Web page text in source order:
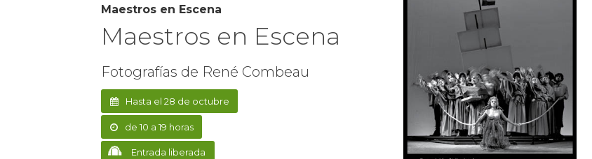
Maestros en Escena
Maestros en Escena
Fotografías de René Combeau
Hasta el 28 de octubre
de 10 a 19 horas
Entrada liberada